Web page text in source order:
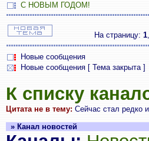
С НОВЫМ ГОДОМ!
На страницу: 1,
Новые сообщения
Новые сообщения [ Тема закрыта ]
К списку
Цитата не в тему: Сейчас стал редко
» Канал новостей